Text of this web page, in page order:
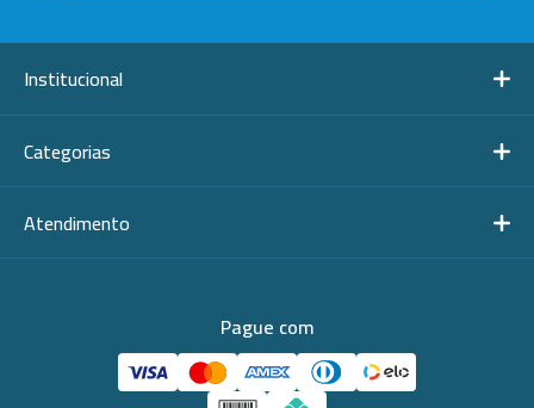
Institucional
Categorias
Atendimento
Pague com